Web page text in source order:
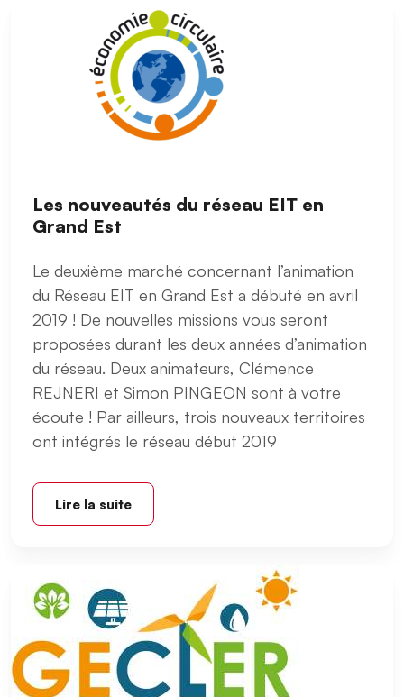
Les nouveautés du réseau EIT en
Grand Est
Le deuxième marché concernant l’animation
du Réseau EIT en Grand Est a débuté en avril
2019 ! De nouvelles missions vous seront
proposées durant les deux années d’animation
du réseau. Deux animateurs, Clémence
REJNERI et Simon PINGEON sont à votre
écoute ! Par ailleurs, trois nouveaux territoires
ont intégrés le réseau début 2019
Lire la suite